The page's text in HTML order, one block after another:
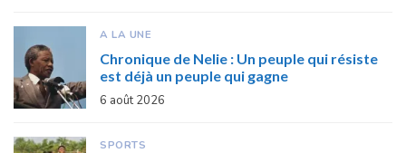
A LA UNE
Chronique de Nelie : Un peuple qui résiste
est déjà un peuple qui gagne
6 août 2026
SPORTS